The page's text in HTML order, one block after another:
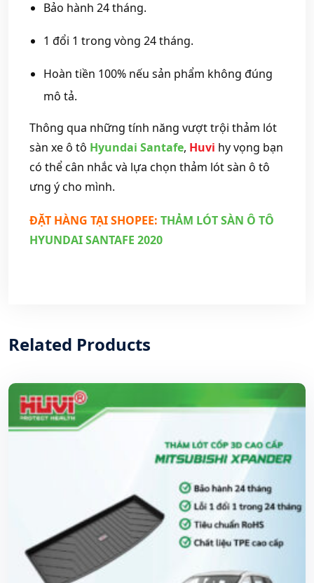
Bảo hành 24 tháng.
1 đổi 1 trong vòng 24 tháng.
Hoàn tiền 100% nếu sản phẩm không đúng
mô tả.
Thông qua những tính năng vượt trội thảm lót
sàn xe ô tô Hyundai Santafe, Huvi hy vọng bạn
có thể cân nhắc và lựa chọn thảm lót sàn ô tô
ưng ý cho mình.
ĐẶT HÀNG TẠI SHOPEE: THẢM LÓT SÀN Ô TÔ
HYUNDAI SANTAFE 2020
Related Products